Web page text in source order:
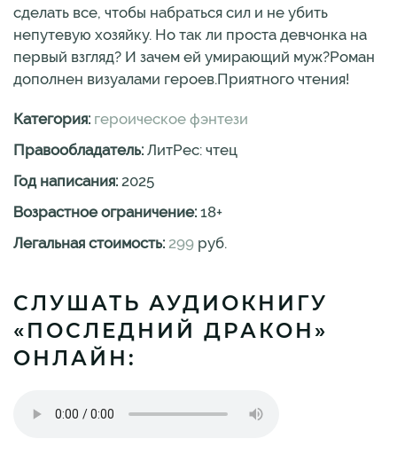
сделать все, чтобы набраться сил и не убить
непутевую хозяйку. Но так ли проста девчонка на
первый взгляд? И зачем ей умирающий муж?Роман
дополнен визуалами героев.Приятного чтения!
Категория: героическое фэнтези
Правообладатель: ЛитРес: чтец
Год написания: 2025
Возрастное ограничение: 18+
Легальная стоимость: 299 руб.
СЛУШАТЬ АУДИОКНИГУ
«ПОСЛЕДНИЙ ДРАКОН»
ОНЛАЙН: